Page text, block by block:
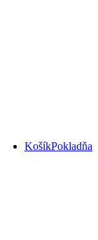
KošíkPokladňa